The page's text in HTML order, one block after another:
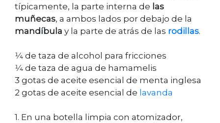
típicamente, la parte interna de las
muñecas, a ambos lados por debajo de la
mandíbula y la parte de atrás de las rodillas.
1⁄4 de taza de alcohol para fricciones
1⁄4 de taza de agua de hamamelis
3 gotas de aceite esencial de menta inglesa
2 gotas de aceite esencial de lavanda
1. En una botella limpia con atomizador,